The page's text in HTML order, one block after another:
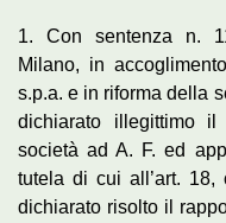
1. Con sentenza n.
Milano, in
s.p.a. e in riforma della
dichiarato illegittimo il
società ad A. F. ed
tutela di cui all’art. 18,
dichiarato risolto il